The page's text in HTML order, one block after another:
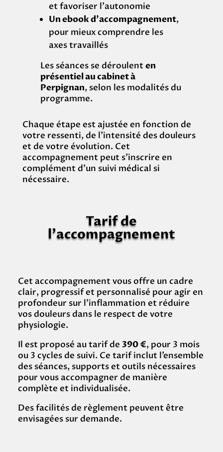
et favoriser l’autonomie
Un ebook d’accompagnement,
pour mieux comprendre les
axes travaillés
Les séances se déroulenten
présentiel au cabinet à
Perpignan, selon les modalités du
programme.
Chaque étape est ajustée en fonction de
votre ressenti, de l’intensité des douleurs
et de votre évolution. Cet
accompagnement peut s’inscrire en
complément d’un suivi médical si
nécessaire.
Tarif de
l’accompagnement
Cet accompagnement vous offre un cadre
clair, progressif et personnalisé pour agir en
profondeur sur l’inflammation et réduire
vos douleurs dans le respect de votre
physiologie.
Il est proposé au tarif de 390 €, pour 3 mois
ou 3 cycles de suivi. Ce tarif inclut l’ensemble
des séances, supports et outils nécessaires
pour vous accompagner de manière
complète et individualisée.
Des facilités de règlement peuvent être
envisagées sur demande.